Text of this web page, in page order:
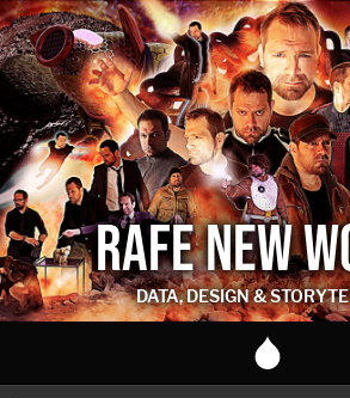
RAFE NEW
DATA, DESIGN &